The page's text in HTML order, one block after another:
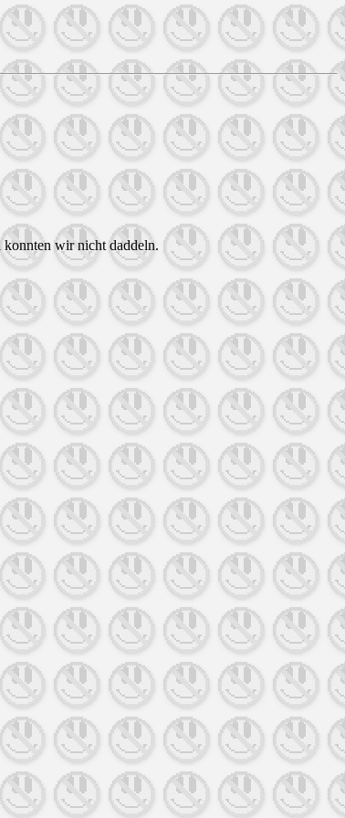
wir nicht daddeln.